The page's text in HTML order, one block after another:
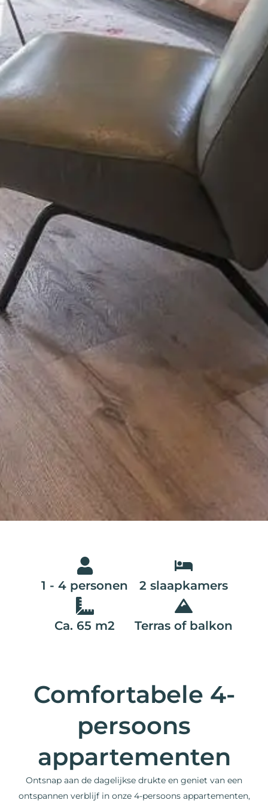
1 - 4 personen 2 slaapkamers
Ca. 65 m2 Terras of balkon
Comfortabele 4-
persoons
appartementen
Ontsnap aan de dagelijkse drukte en geniet van een
ontspannen verblijf in onze 4-persoons appartementen,